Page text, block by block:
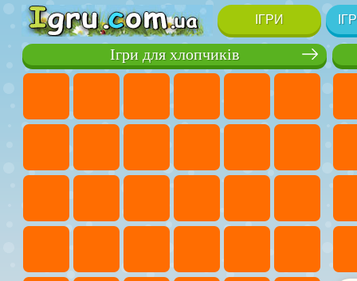
ІГРИ
Ігри для хлопчиків